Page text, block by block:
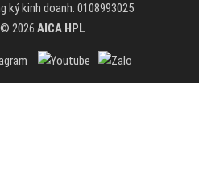
ký kinh doanh: 0108993025
2026 AICA HPL